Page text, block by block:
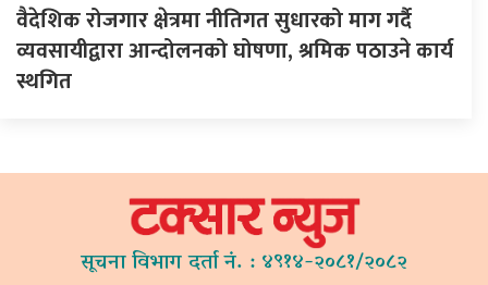
वैदेशिक रोजगार क्षेत्रमा नीतिगत सुधारको माग गर्दै
व्यवसायीद्वारा आन्दोलनको घोषणा, श्रमिक पठाउने कार्य
स्थगित
सूचना विभाग दर्ता नं. : ४९१४-२०८१/२०८२